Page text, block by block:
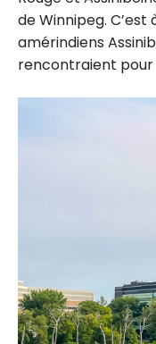
de Winnipeg.
amérindiens
rencontraient pour